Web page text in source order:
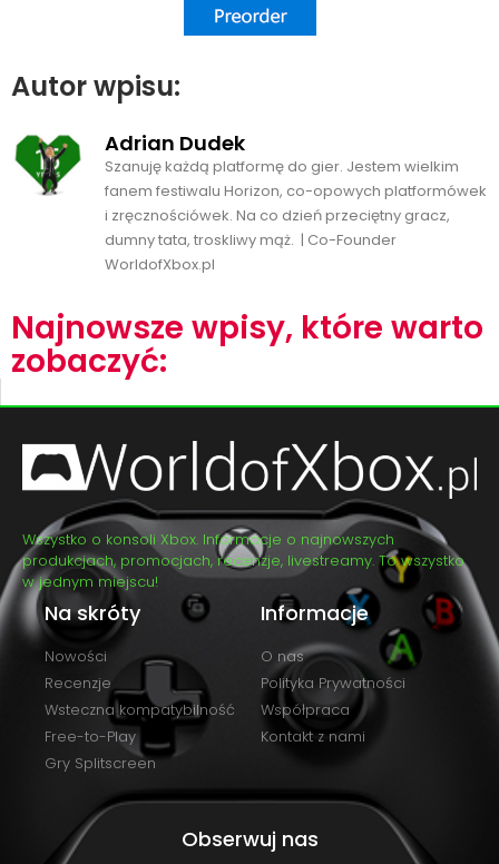
Autor wpisu:
Adrian Dudek
Szanuję każdą platformę do gier. Jestem wielkim
fanem festiwalu Horizon, co-opowych platformówek
i zręcznościówek. Na co dzień przeciętny gracz,
dumny tata, troskliwy mąż. | Co-Founder
WorldofXbox.pl
Najnowsze wpisy, które warto
zobaczyć:
Wszystko o konsoli Xbox. Informacje o najnowszych
produkcjach, promocjach, recenzje, livestreamy. To wszystko
w jednym miejscu!
Na skróty
Nowości
Recenzje
Wsteczna kompatybilność
Free-to-Play
Gry Splitscreen
Informacje
O nas
Polityka Prywatności
Współpraca
Kontakt z nami
Obserwuj nas